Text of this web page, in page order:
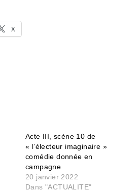
X
Acte III, scène 10 de
« l’électeur imaginaire »
comédie donnée en
campagne
20 janvier 2022
Dans "ACTUALITE"